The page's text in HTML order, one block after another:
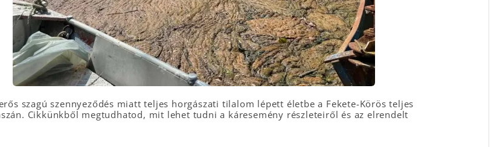
szagú szennyeződés miatt teljes horgászati tilalom lépett életbe a Fekete-Körös teljes
Cikkünkből megtudhatod, mit lehet tudni a káresemény részleteiről és az elrendelt